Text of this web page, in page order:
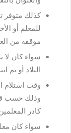
كذلك متوفر
للمعلم أو
موقفه من
سواء كان
البلاد أو تم
وقت استلام
وذلك حسب
كادر المعلمين
سواء كان